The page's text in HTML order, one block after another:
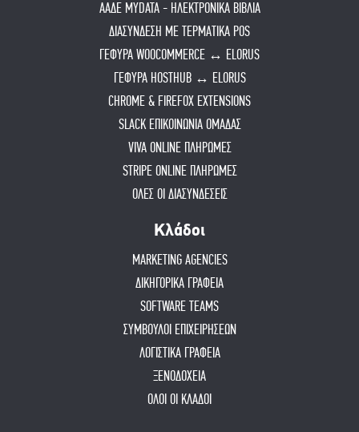
ΑΑΔΕ MYDATA - ΗΛΕΚΤΡΟΝΙΚΑ ΒΙΒΛΙΑ
ΔΙΑΣΥΝΔΕΣΗ ΜΕ ΤΕΡΜΑΤΙΚΑ POS
ΓΕΦΥΡΑ WOOCOMMERCE ↔ ELORUS
ΓΕΦΥΡΑ HOSTHUB ↔ ELORUS
CHROME & FIREFOX EXTENSIONS
SLACK ΕΠΙΚΟΙΝΩΝΙΑ ΟΜΑΔΑΣ
VIVA ONLINE ΠΛΗΡΩΜΕΣ
STRIPE ONLINE ΠΛΗΡΩΜΕΣ
ΟΛΕΣ ΟΙ ΔΙΑΣΥΝΔΕΣΕΙΣ
Κλάδοι
MARKETING AGENCIES
ΔΙΚΗΓΟΡΙΚΑ ΓΡΑΦΕΙΑ
SOFTWARE TEAMS
ΣΥΜΒΟΥΛΟΙ ΕΠΙΧΕΙΡΗΣΕΩΝ
ΛΟΓΙΣΤΙΚΑ ΓΡΑΦΕΙΑ
ΞΕΝΟΔΟΧΕΙΑ
ΟΛΟΙ ΟΙ ΚΛΑΔΟΙ